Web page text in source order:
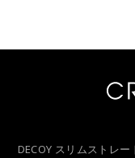
DECOY スリムストレ